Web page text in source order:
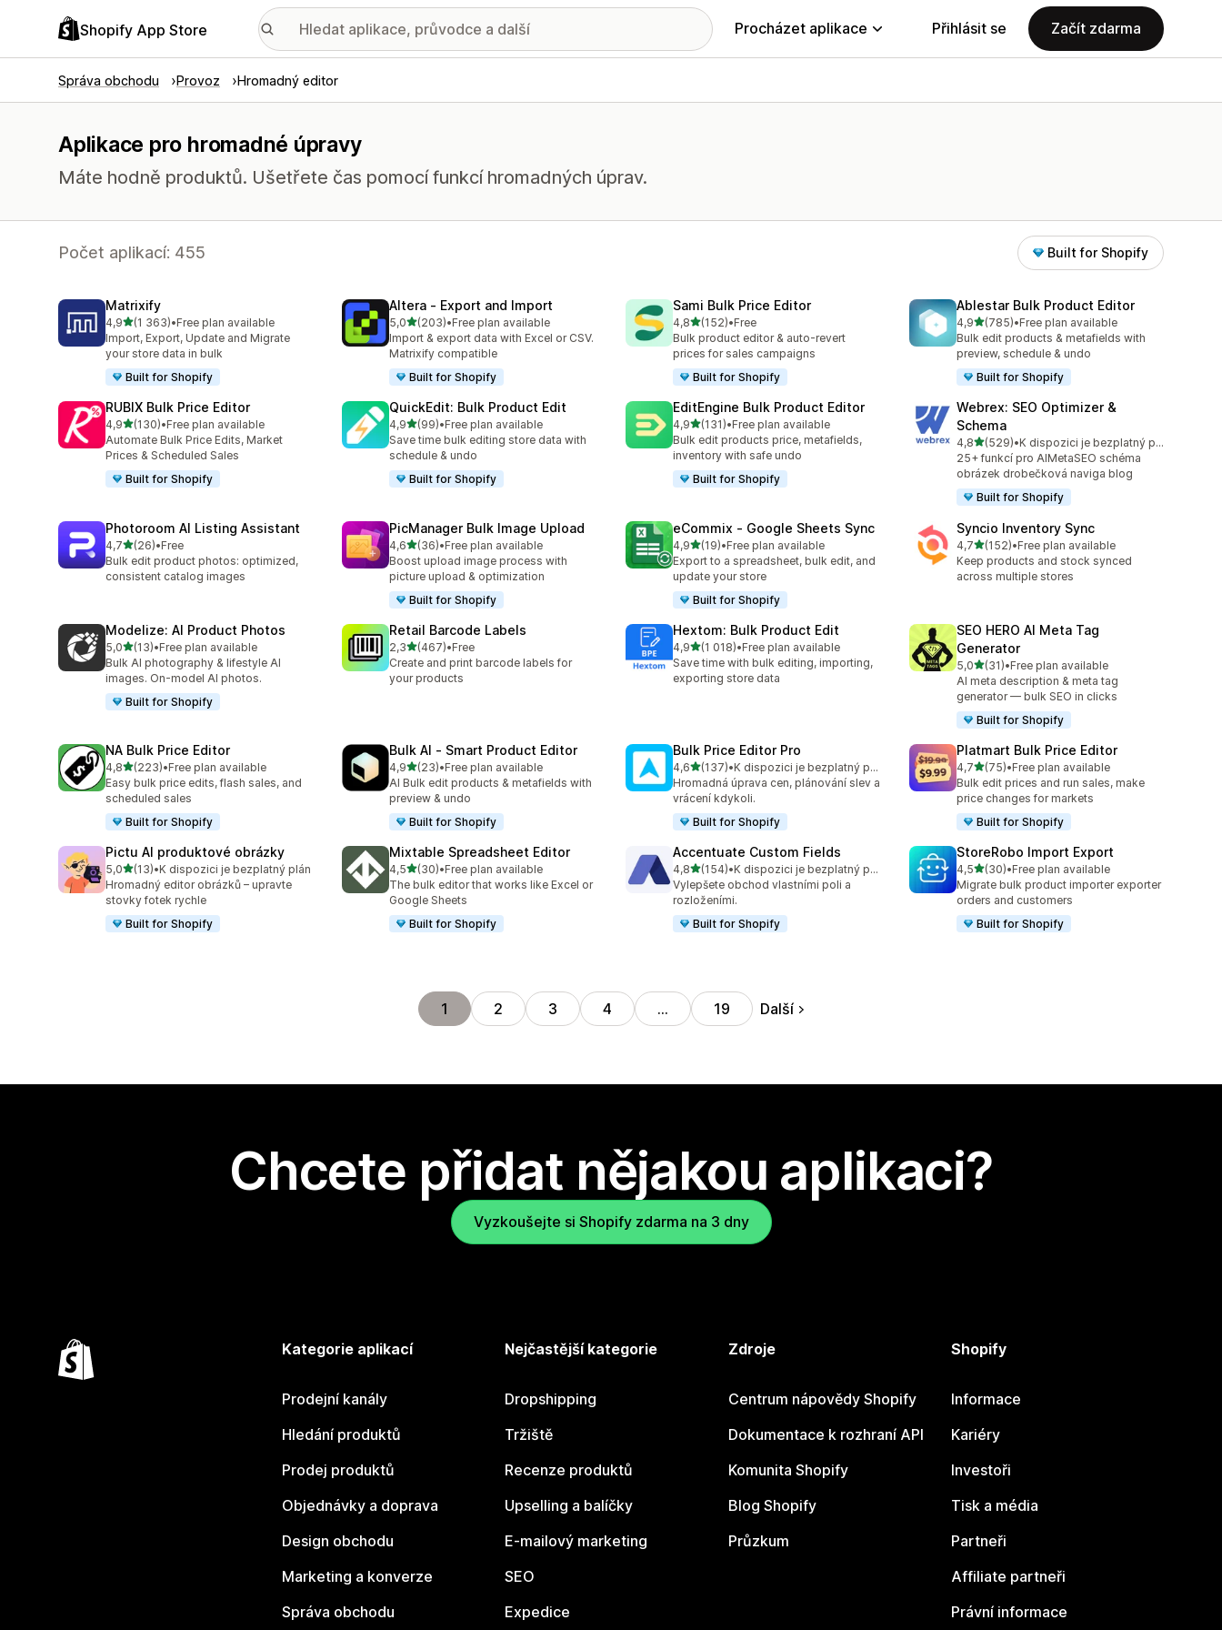
Shopify App Store Procházet aplikace Přihlásit se Začít zdarma
Správa obchodu Provoz Hromadný editor
Aplikace pro hromadné úpravy
Máte hodně produktů. Ušetřete čas pomocí funkcí hromadných úprav.
Počet aplikací: 455 Built for Shopify
Matrixify
4,9z 5 hvězd
(1 363)
Celkový počet recenzí: 1363
•Free plan available
Import, Export, Update and Migrate
your store data in bulk
Built for Shopify
Altera ‑ Export and Import
5,0z 5 hvězd
(203)
Celkový počet recenzí: 203
•Free plan available
Import & export data with Excel or CSV.
Matrixify compatible
Built for Shopify
Sami Bulk Price Editor
4,8z 5 hvězd
(152)
Celkový počet recenzí: 152
•Free
Bulk product editor & auto-revert
prices for sales campaigns
Built for Shopify
Ablestar Bulk Product Editor
4,9z 5 hvězd
(785)
Celkový počet recenzí: 785
•Free plan available
Bulk edit products & metafields with
preview, schedule & undo
Built for Shopify
RUBIX Bulk Price Editor
4,9z 5 hvězd
(130)
Celkový počet recenzí: 130
•Free plan available
Automate Bulk Price Edits, Market
Prices & Scheduled Sales
Built for Shopify
QuickEdit: Bulk Product Edit
4,9z 5 hvězd
(99)
Celkový počet recenzí: 99
•Free plan available
Save time bulk editing store data with
schedule & undo
Built for Shopify
EditEngine Bulk Product Editor
4,9z 5 hvězd
(131)
Celkový počet recenzí: 131
•Free plan available
Bulk edit products price, metafields,
inventory with safe undo
Built for Shopify
Webrex: SEO Optimizer &
Schema
4,8z 5 hvězd
(529)
Celkový počet recenzí: 529
•
K dispozici je bezplatný plán
25+ funkcí pro AIMetaSEO schéma
obrázek drobečková naviga blog
Built for Shopify
Photoroom AI Listing Assistant
4,7z 5 hvězd
(26)
Celkový počet recenzí: 26
•Free
Bulk edit product photos: optimized,
consistent catalog images
PicManager Bulk Image Upload
4,6z 5 hvězd
(36)
Celkový počet recenzí: 36
•Free plan available
Boost upload image process with
picture upload & optimization
Built for Shopify
eCommix ‑ Google Sheets Sync
4,9z 5 hvězd
(19)
Celkový počet recenzí: 19
•Free plan available
Export to a spreadsheet, bulk edit, and
update your store
Built for Shopify
Syncio Inventory Sync
4,7z 5 hvězd
(152)
Celkový počet recenzí: 152
•Free plan available
Keep products and stock synced
across multiple stores
Modelize: AI Product Photos
5,0z 5 hvězd
(13)
Celkový počet recenzí: 13
•Free plan available
Bulk AI photography & lifestyle AI
images. On-model AI photos.
Built for Shopify
Retail Barcode Labels
2,3z 5 hvězd
(467)
Celkový počet recenzí: 467
•Free
Create and print barcode labels for
your products
Hextom: Bulk Product Edit
4,9z 5 hvězd
(1 018)
Celkový počet recenzí: 1018
•Free plan available
Save time with bulk editing, importing,
exporting store data
SEO HERO AI Meta Tag
Generator
5,0z 5 hvězd
(31)
Celkový počet recenzí: 31
•Free plan available
AI meta description & meta tag
generator — bulk SEO in clicks
Built for Shopify
NA Bulk Price Editor
4,8z 5 hvězd
(223)
Celkový počet recenzí: 223
•Free plan available
Easy bulk price edits, flash sales, and
scheduled sales
Built for Shopify
Bulk AI ‑ Smart Product Editor
4,9z 5 hvězd
(23)
Celkový počet recenzí: 23
•Free plan available
AI Bulk edit products & metafields with
preview & undo
Built for Shopify
Bulk Price Editor Pro
4,6z 5 hvězd
(137)
Celkový počet recenzí: 137
•
K dispozici je bezplatný plán
Hromadná úprava cen, plánování slev a
vrácení kdykoli.
Built for Shopify
Platmart Bulk Price Editor
4,7z 5 hvězd
(75)
Celkový počet recenzí: 75
•Free plan available
Bulk edit prices and run sales, make
price changes for markets
Built for Shopify
Pictu AI produktové obrázky
5,0z 5 hvězd
(13)
Celkový počet recenzí: 13
•K dispozici je bezplatný plán
Hromadný editor obrázků – upravte
stovky fotek rychle
Built for Shopify
Mixtable Spreadsheet Editor
4,5z 5 hvězd
(30)
Celkový počet recenzí: 30
•Free plan available
The bulk editor that works like Excel or
Google Sheets
Built for Shopify
Accentuate Custom Fields
4,8z 5 hvězd
(154)
Celkový počet recenzí: 154
•
K dispozici je bezplatný plán
Vylepšete obchod vlastními poli a
rozloženími.
Built for Shopify
StoreRobo Import Export
4,5z 5 hvězd
(30)
Celkový počet recenzí: 30
•Free plan available
Migrate bulk product importer exporter
orders and customers
Built for Shopify
1 2 3 4 … 19 Další
Chcete přidat nějakou aplikaci?
Vyzkoušejte si Shopify zdarma na 3 dny
Kategorie aplikací
Prodejní kanály
Hledání produktů
Prodej produktů
Objednávky a doprava
Design obchodu
Marketing a konverze
Správa obchodu
Nejčastější kategorie
Dropshipping
Tržiště
Recenze produktů
Upselling a balíčky
E-mailový marketing
SEO
Expedice
Zdroje
Centrum nápovědy Shopify
Dokumentace k rozhraní API
Komunita Shopify
Blog Shopify
Průzkum
Shopify
Informace
Kariéry
Investoři
Tisk a média
Partneři
Affiliate partneři
Právní informace